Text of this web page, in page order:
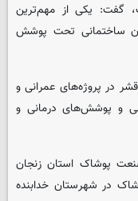
گفت: یکی از مهم‌ترین
ساختمانی تحت پوشش
در پروژه‌های عمرانی و
و پوشش‌های درمانی و
پوشاک استان زنجان
در شهرستان خدابنده